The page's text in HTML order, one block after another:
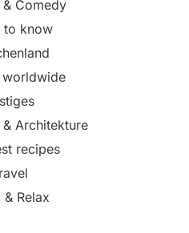
& Comedy
to know
worldwide
Architekture
recipes
& Relax